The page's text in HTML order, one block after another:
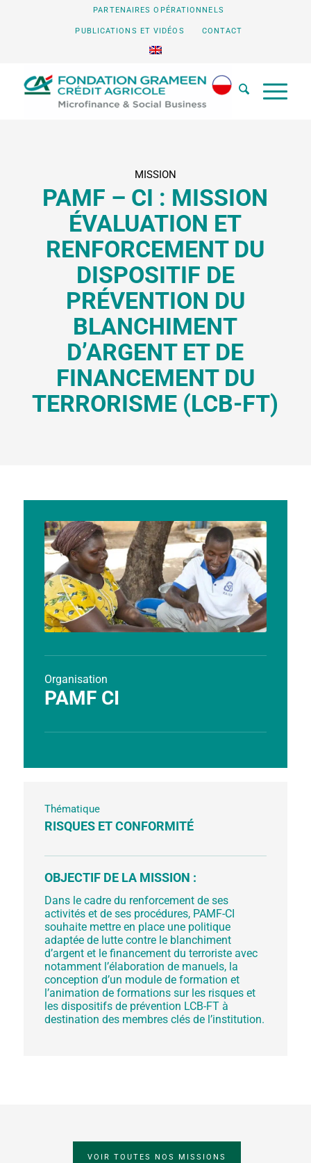
PARTENAIRES OPÉRATIONNELS
PUBLICATIONS ET VIDÉOS CONTACT
MISSION
PAMF – CI : MISSION
ÉVALUATION ET
RENFORCEMENT DU
DISPOSITIF DE
PRÉVENTION DU
BLANCHIMENT
D’ARGENT ET DE
FINANCEMENT DU
TERRORISME (LCB-FT)
Organisation
PAMF CI
Thématique
RISQUES ET CONFORMITÉ
OBJECTIF DE LA MISSION :
Dans le cadre du renforcement de ses
activités et de ses procédures, PAMF-CI
souhaite mettre en place une politique
adaptée de lutte contre le blanchiment
d’argent et le financement du terroriste avec
notamment l’élaboration de manuels, la
conception d’un module de formation et
l’animation de formations sur les risques et
les dispositifs de prévention LCB-FT à
destination des membres clés de l’institution.
VOIR TOUTES NOS MISSIONS